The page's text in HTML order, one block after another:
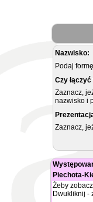
Nazwisko:
Podaj
Czy
Zaznacz,
nazwisko i
Zaznacz,
Piechota-
Żeby
Dwukliknij -